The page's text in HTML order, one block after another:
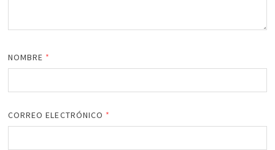
NOMBRE *
CORREO ELECTRÓNICO *